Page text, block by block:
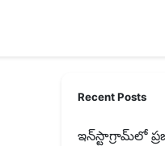
Recent Posts
ఇన్‌స్టాగ్రామ్‌లో